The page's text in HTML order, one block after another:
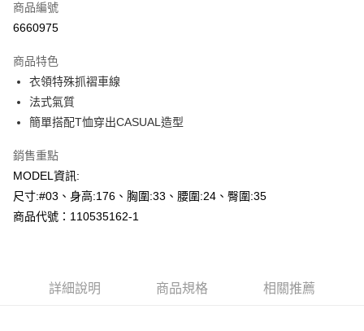
超商取貨付款
Apple Pay
悠遊付
AFTEE先享後付
相關說明
AFTEE先享後付是「在收到商品之後才付款」的支付方式。 讓您購物簡單
３．安心：先確認商品／服務後，再付款。
商品編號
6660975
商品特色
衣領特殊抓褶車線
法式氣質
簡單搭配T恤穿出CASUAL造型
銷售重點
MODEL資訊:
尺寸:#03、身高:176、胸圍:33、腰圍:24、臀圍:35
商品代號：110535162-1
詳細說明 商品規格 相關推薦